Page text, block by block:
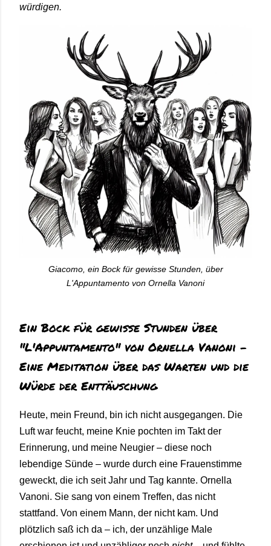
würdigen.
Giacomo, ein Bock für gewisse Stunden, über
L'Appuntamento von Ornella Vanoni
Ein Bock für gewisse Stunden über
"L'Appuntamento" von Ornella Vanoni -
Eine Meditation über das Warten und die
Würde der Enttäuschung
Heute, mein Freund, bin ich nicht ausgegangen. Die
Luft war feucht, meine Knie pochten im Takt der
Erinnerung, und meine Neugier – diese noch
lebendige Sünde – wurde durch eine Frauenstimme
geweckt, die ich seit Jahr und Tag kannte. Ornella
Vanoni. Sie sang von einem Treffen, das nicht
stattfand. Von einem Mann, der nicht kam. Und
plötzlich saß ich da – ich, der unzählige Male